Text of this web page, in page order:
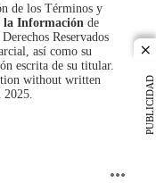
PUBLICIDAD
de los Términos y
la Información de
Reservados
así como su
escrita de su titular.
without written